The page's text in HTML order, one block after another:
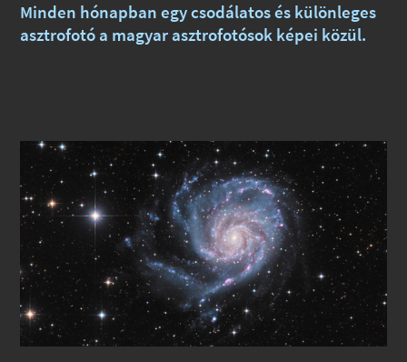
Minden hónapban egy csodálatos és különleges
asztrofotó a magyar asztrofotósok képei közül.